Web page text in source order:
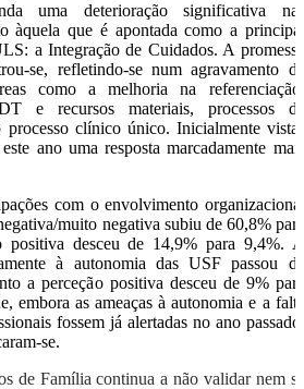
uma deterioração significativa nas
àquela que é apontada como a principal
a Integração de Cuidados. A promessa
se, refletindo-se num agravamento da
como a melhoria na referenciação,
e recursos materiais, processos de
processo clínico único. Inicialmente vistas
ano uma resposta marcadamente mais
com o envolvimento organizacional
muito negativa subiu de 60,8% para
positiva desceu de 14,9% para 9,4%. A
à autonomia das USF passou de
a perceção positiva desceu de 9% para
embora as ameaças à autonomia e a falta
fossem já alertadas no ano passado,
se.
de Família continua a não validar nem se